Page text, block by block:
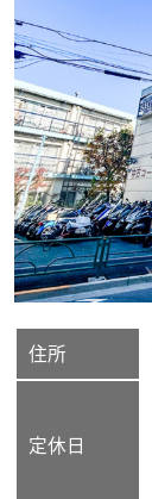
住所
定休日